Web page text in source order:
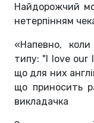
Найдорожчий
нетерпінням
«Напевно,
типу: "I love our
що для них
що приносить
викладачка